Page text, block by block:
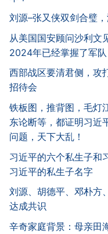
刘源–张又侠双剑合璧
从美国国安顾问沙利文
2024年已经掌握了军队
西部战区要清君侧，攻
招待会
铁板图，推背图，毛灯
东论断等，都证明习近
问题，天下大乱！
习近平的六个私生子和
习近平的私生子名字
刘源、胡德平、邓朴方
达成共识
辛奇家庭背景：母亲田